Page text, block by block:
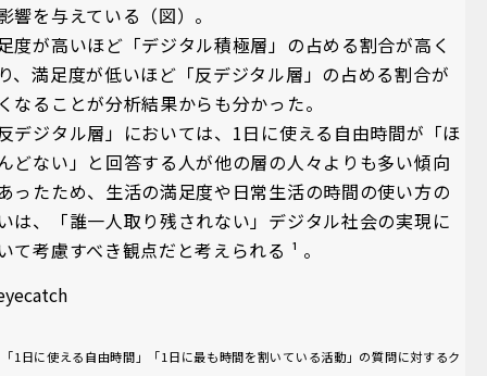
響を与えている（図）。
度が高いほど「デジタル積極層」の占める割合が高く
、満足度が低いほど「反デジタル層」の占める割合が
なることが分析結果からも分かった。
デジタル層」においては、1日に使える自由時間が「ほ
どない」と回答する人が他の層の人々よりも多い傾向
ったため、生活の満足度や日常生活の時間の使い方の
は、「誰一人取り残されない」デジタル社会の実現に
て考慮すべき観点だと考えられる ¹ 。
1日に使える自由時間」「1日に最も時間を割いている活動」の質問に対するク